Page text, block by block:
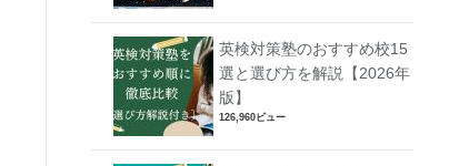
英検対策塾のおすすめ校15
選と選び方を解説【2026年
版】
126,960ビュー